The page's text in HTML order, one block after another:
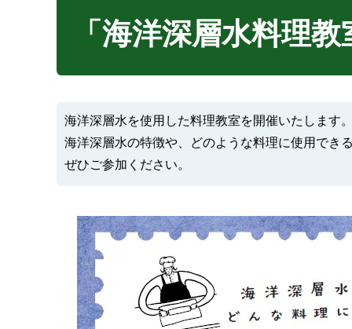
「海洋深層水料理
海洋深層水を使用した料理教室を開催いたします
海洋深層水の特徴や、どのような料理に使用でき
ぜひご参加ください。